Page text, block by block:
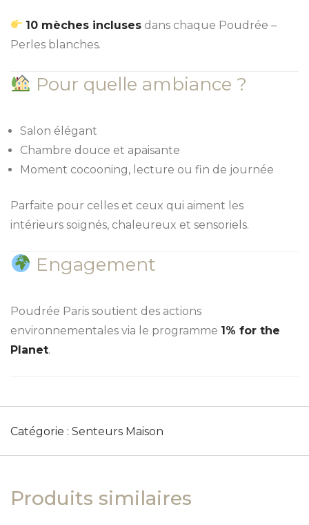
10 mèches incluses dans chaque Poudrée –
Perles blanches.
Pour quelle ambiance ?
Salon élégant
Chambre douce et apaisante
Moment cocooning, lecture ou fin de journée
Parfaite pour celles et ceux qui aiment les
intérieurs soignés, chaleureux et sensoriels.
Engagement
Poudrée Paris soutient des actions
environnementales via le programme 1% for the
Planet.
Catégorie : Senteurs Maison
Produits similaires